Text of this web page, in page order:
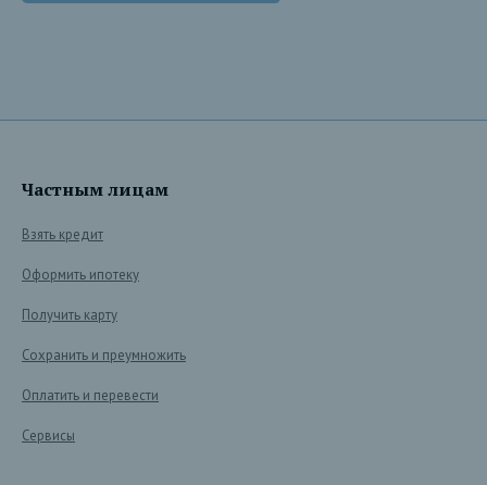
Частным лицам
Взять кредит
Оформить ипотеку
Получить карту
Сохранить и преумножить
Оплатить и перевести
Сервисы